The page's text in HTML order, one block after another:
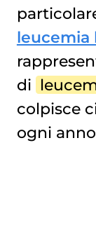
leucemia
di
colpisce
ogni